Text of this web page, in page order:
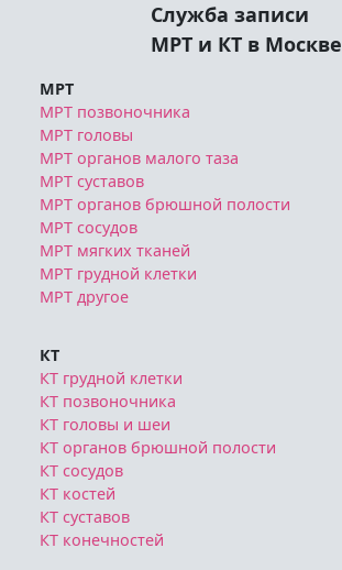
Служба записи
МРТ и КТ в Москве
МРТ
МРТ позвоночника
МРТ головы
МРТ органов малого таза
МРТ суставов
МРТ органов брюшной полости
МРТ сосудов
МРТ мягких тканей
МРТ грудной клетки
МРТ другое
КТ
КТ грудной клетки
КТ позвоночника
КТ головы и шеи
КТ органов брюшной полости
КТ сосудов
КТ костей
КТ суставов
КТ конечностей